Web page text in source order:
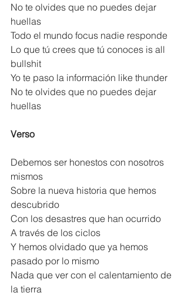
No te olvides que no puedes dejar
huellas
Todo el mundo focus nadie responde
Lo que tú crees que tú conoces is all
bullshit
Yo te paso la información like thunder
No te olvides que no puedes dejar
huellas
Verso
Debemos ser honestos con nosotros
mismos
Sobre la nueva historia que hemos
descubrido
Con los desastres que han ocurrido
A través de los ciclos
Y hemos olvidado que ya hemos
pasado por lo mismo
Nada que ver con el calentamiento de
la tierra